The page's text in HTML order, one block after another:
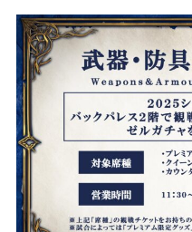
その他
観戦方法を知る
スタジアム観戦ガイド
観戦マナー＆ルール
ビジターサポーターの皆様
車イスでの観戦
試合運営管理規程
ＦＣ町田ゼルビアをサポート
トレーニングの見学・ファ
ボランティア
ＦＣ町田ゼルビアカレンダ
三輪緑山ベースを利用
三輪緑山ベースご利用案内
ゼルビアアシスト募集
ゼルビアアシスト協賛企業
ゼルナビ
ゼル塾
ＦＣ町田ゼルビアスポーツ
パートナートップ
パートナー企業一覧
お問い合わせ 利用